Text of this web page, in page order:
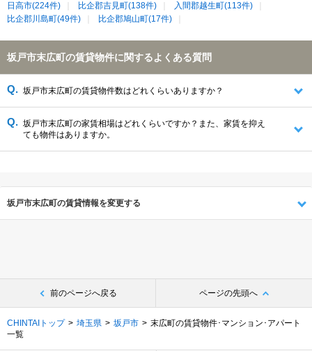
日高市(224件)
比企郡吉見町(138件)
入間郡越生町(113件)
比企郡川島町(49件)
比企郡鳩山町(17件)
坂戸市末広町の賃貸物件に関するよくある質問
坂戸市末広町の賃貸物件数はどれくらいありますか？
坂戸市末広町の家賃相場はどれくらいですか？また、家賃を抑え
ても物件はありますか。
坂戸市末広町の賃貸情報を変更する
前のページへ戻る ページの先頭へ
CHINTAIトップ 埼玉県 坂戸市
末広町の賃貸物件･マンション･アパート
一覧